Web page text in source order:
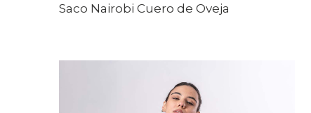
Saco Nairobi Cuero de Oveja